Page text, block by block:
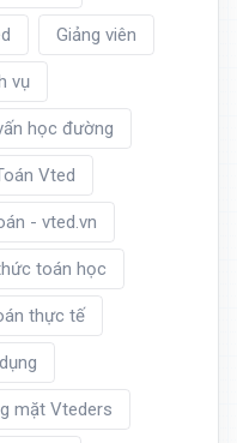
Giảng viên
vụ
học đường
Vted
- vted.vn
toán học
thực tế
mặt Vteders